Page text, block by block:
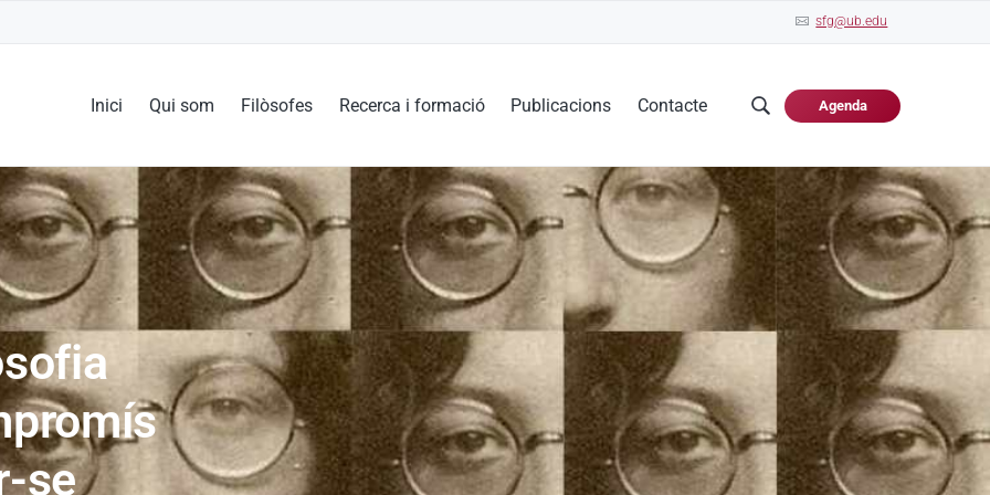
sfg@ub.edu
Inici Qui som Filòsofes Recerca i formació Publicacions Contacte Agenda
se